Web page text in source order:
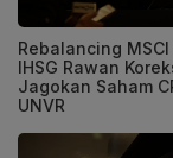
Rebalancing
IHSG Rawan
Jagokan Saham
UNVR